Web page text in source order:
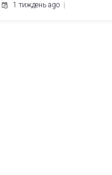
1 тиждень ago